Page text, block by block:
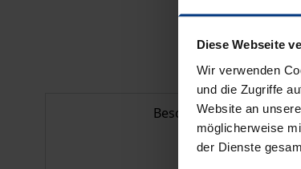
Diese Webseite
Wir verwenden
und die Zugriffe
Website an
möglicherweise
der Dienste
Beschreibung